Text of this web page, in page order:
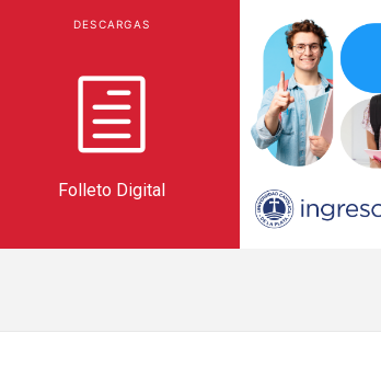
DESCARGAS
Folleto Digital